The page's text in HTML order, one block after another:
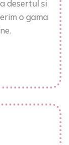
desertul si
o gama